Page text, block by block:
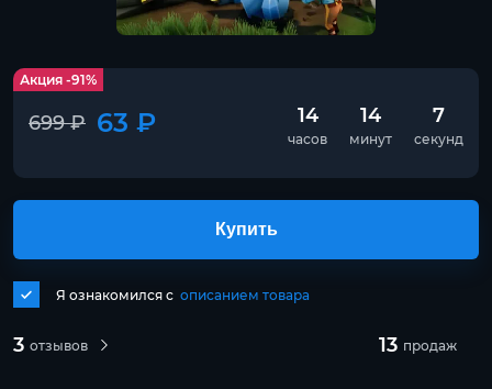
Акция -91%
699 ₽ 63 ₽ 14
часов
14
минут
7
секунд
3 отзывов 13 продаж
Я ознакомился с описанием товара
Купить